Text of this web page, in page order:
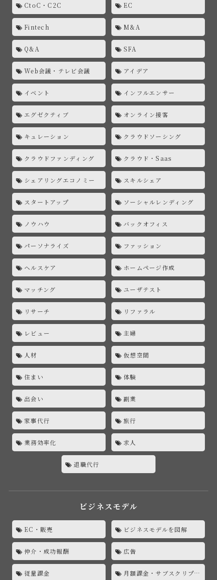
CtoC・C2C EC
Fintech M&A
Q&A SFA
Web会議・テレビ会議 アイデア
イベント インフルエンサー
エグゼクティブ オンライン接客
キュレーション クラウドソーシング
クラウドファンディング クラウド・Saas
シェアリングエコノミー スキルシェア
スタートアップ ソーシャルレンディング
ノウハウ バックオフィス
パーソナライズ ファッション
ヘルスケア ホームページ作成
マッチング ユーザテスト
リサーチ リファラル
レビュー 主婦
人材 仮想空間
住まい 体験
出会い 副業
家事代行 旅行
業務効率化 求人
退職代行
ビジネスモデル
EC・販売 ビジネスモデルを図解
仲介・成功報酬 広告
従量課金 月額課金・サブスクリプション